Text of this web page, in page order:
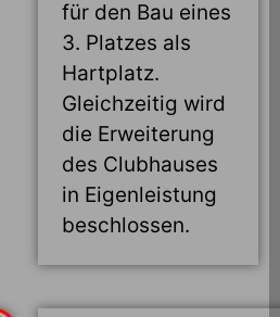
für den Bau eines
3. Platzes als
Hartplatz.
Gleichzeitig wird
die Erweiterung
des Clubhauses
in Eigenleistung
beschlossen.